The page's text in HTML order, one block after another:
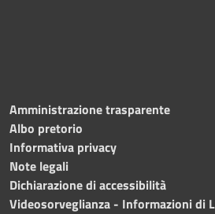
Amministrazione trasparente
Albo pretorio
Informativa privacy
Note legali
Dichiarazione di accessibilità
Videosorveglianza - Informazioni di